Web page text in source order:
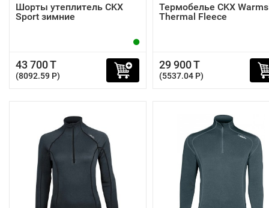
Шорты утеплитель CKX
Sport зимние
43 700 T
(8092.59 P)
Термобелье CKX
Thermal Fleece
29 900 T
(5537.04 P)